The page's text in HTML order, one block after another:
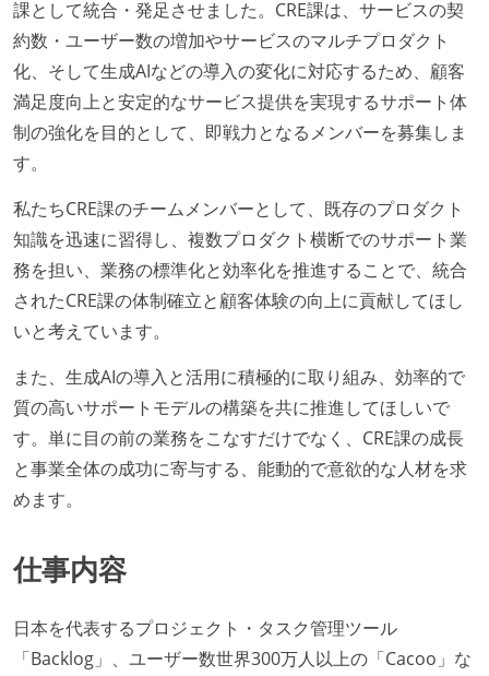
課として統合・発足させました。CRE課は、サービスの契
約数・ユーザー数の増加やサービスのマルチプロダクト
化、そして生成AIなどの導入の変化に対応するため、顧客
満足度向上と安定的なサービス提供を実現するサポート体
制の強化を目的として、即戦力となるメンバーを募集しま
す。
私たちCRE課のチームメンバーとして、既存のプロダクト
知識を迅速に習得し、複数プロダクト横断でのサポート業
務を担い、業務の標準化と効率化を推進することで、統合
されたCRE課の体制確立と顧客体験の向上に貢献してほし
いと考えています。
また、生成AIの導入と活用に積極的に取り組み、効率的で
質の高いサポートモデルの構築を共に推進してほしいで
す。単に目の前の業務をこなすだけでなく、CRE課の成長
と事業全体の成功に寄与する、能動的で意欲的な人材を求
めます。
仕事内容
日本を代表するプロジェクト・タスク管理ツール
「Backlog」、ユーザー数世界300万人以上の「Cacoo」な